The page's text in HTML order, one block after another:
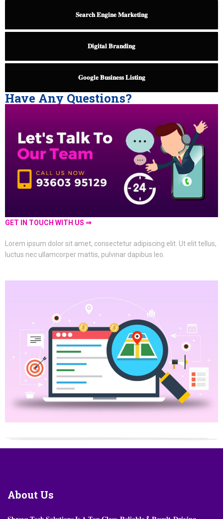
𝐒𝐞𝐚𝐫𝐜𝐡 𝐄𝐧𝐠𝐢𝐧𝐞 𝐌𝐚𝐫𝐤𝐞𝐭𝐢𝐧𝐠
𝐃𝐢𝐠𝐢𝐭𝐚𝐥 𝐁𝐫𝐚𝐧𝐝𝐢𝐧𝐠
𝐆𝐨𝐨𝐠𝐥𝐞 𝐁𝐮𝐬𝐢𝐧𝐞𝐬𝐬 𝐋𝐢𝐬𝐭𝐢𝐧𝐠
Have Any Questions?
GET IN TOUCH WITH US ⇒
Lorem ipsum dolor sit amet, consectetur adipiscing elit. Ut elit tellus,
luctus nec ullamcorper mattis, pulvinar dapibus leo.
About Us